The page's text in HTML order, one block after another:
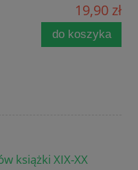
19,90 zł
do koszyka
książki XIX-XX